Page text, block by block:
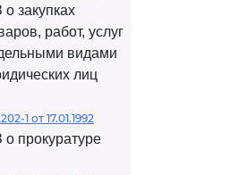
о закупках
работ, услуг
видами
лиц
1 от 17.01.1992
о прокуратуре